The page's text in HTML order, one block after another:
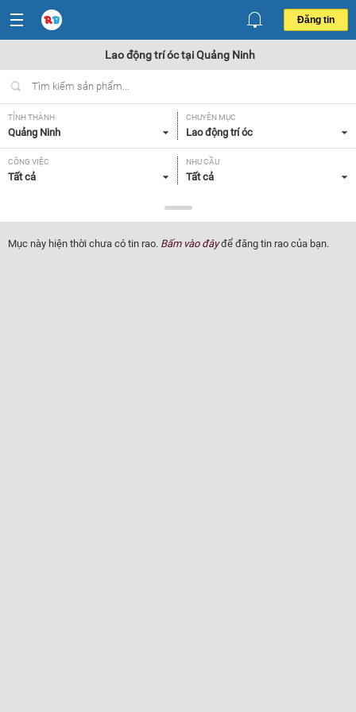
Đăng tin
Lao động trí óc tại Quảng Ninh
TỈNH THÀNH
Quảng Ninh
CHUYÊN MỤC
Lao động trí óc
CÔNG VIỆC
Tất cả
NHU CẦU
Tất cả
Tất cả
Mục này hiện thời chưa có tin rao. Bấm vào đâyđể đăng tin rao của bạn.